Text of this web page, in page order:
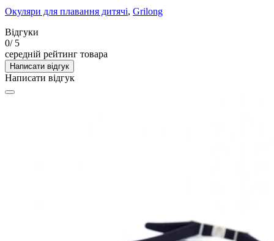
Окуляри для плавання дитячі, Grilong
Відгуки
0/ 5
середній рейтинг товара
Написати відгук
Написати відгук